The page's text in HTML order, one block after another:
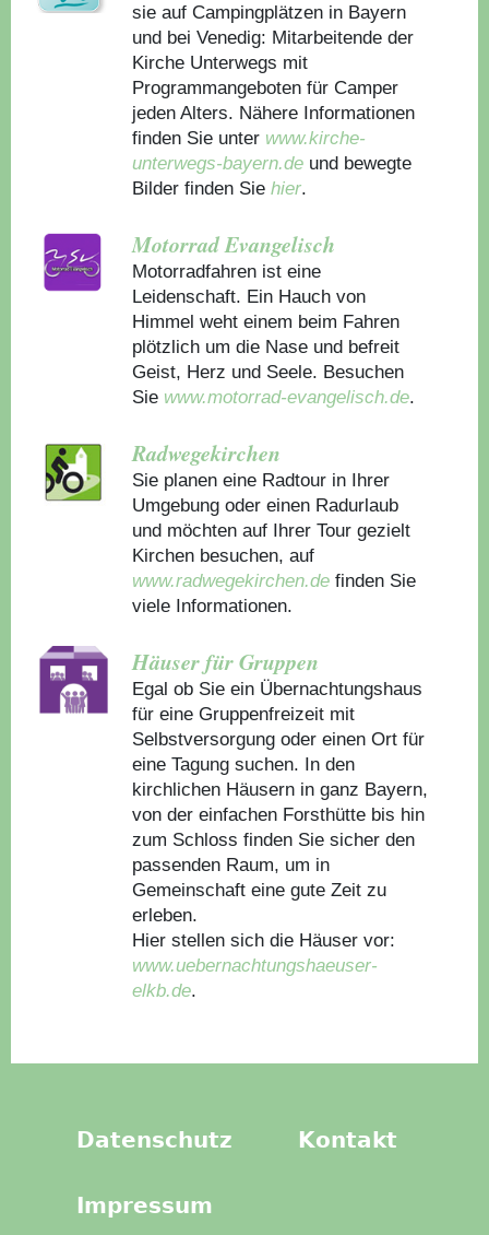
sie auf Campingplätzen in Bayern
und bei Venedig: Mitarbeitende der
Kirche Unterwegs mit
Programmangeboten für Camper
jeden Alters. Nähere Informationen
finden Sie unter www.kirche-
unterwegs-bayern.de und bewegte
Bilder finden Sie hier.
Motorrad Evangelisch
Motorradfahren ist eine
Leidenschaft. Ein Hauch von
Himmel weht einem beim Fahren
plötzlich um die Nase und befreit
Geist, Herz und Seele. Besuchen
Sie www.motorrad-evangelisch.de.
Radwegekirchen
Sie planen eine Radtour in Ihrer
Umgebung oder einen Radurlaub
und möchten auf Ihrer Tour gezielt
Kirchen besuchen, auf
www.radwegekirchen.de finden Sie
viele Informationen.
Häuser für Gruppen
Egal ob Sie ein Übernachtungshaus
für eine Gruppenfreizeit mit
Selbstversorgung oder einen Ort für
eine Tagung suchen. In den
kirchlichen Häusern in ganz Bayern,
von der einfachen Forsthütte bis hin
zum Schloss finden Sie sicher den
passenden Raum, um in
Gemeinschaft eine gute Zeit zu
erleben.
Hier stellen sich die Häuser vor:
www.uebernachtungshaeuser-
elkb.de.
Datenschutz Kontakt
Impressum